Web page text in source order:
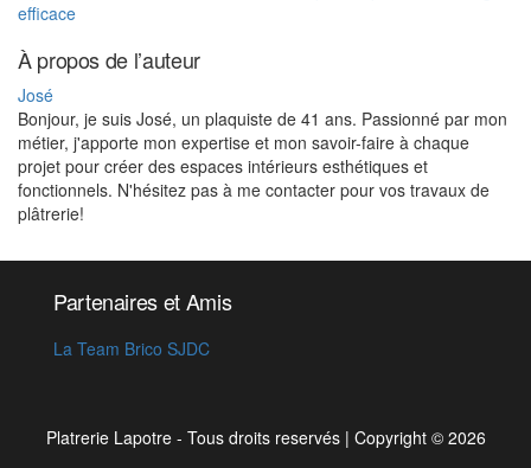
efficace
À propos de l’auteur
José
Bonjour, je suis José, un plaquiste de 41 ans. Passionné par mon
métier, j'apporte mon expertise et mon savoir-faire à chaque
projet pour créer des espaces intérieurs esthétiques et
fonctionnels. N'hésitez pas à me contacter pour vos travaux de
plâtrerie!
Partenaires et Amis
La Team Brico SJDC
Platrerie Lapotre - Tous droits reservés | Copyright © 2026